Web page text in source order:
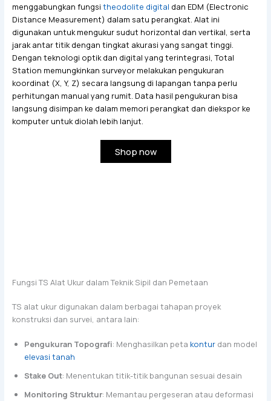
menggabungkan fungsi theodolite digital dan EDM (Electronic
Distance Measurement) dalam satu perangkat. Alat ini
digunakan untuk mengukur sudut horizontal dan vertikal, serta
jarak antar titik dengan tingkat akurasi yang sangat tinggi.
Dengan teknologi optik dan digital yang terintegrasi, Total
Station memungkinkan surveyor melakukan pengukuran
koordinat (X, Y, Z) secara langsung di lapangan tanpa perlu
perhitungan manual yang rumit. Data hasil pengukuran bisa
langsung disimpan ke dalam memori perangkat dan diekspor ke
komputer untuk diolah lebih lanjut.
Shop now
Fungsi TS Alat Ukur dalam Teknik Sipil dan Pemetaan
TS alat ukur digunakan dalam berbagai tahapan proyek
konstruksi dan survei, antara lain:
Pengukuran Topografi: Menghasilkan peta konturdan model
elevasi tanah
Stake Out: Menentukan titik-titik bangunan sesuai desain
Monitoring Struktur: Memantau pergeseran atau deformasi